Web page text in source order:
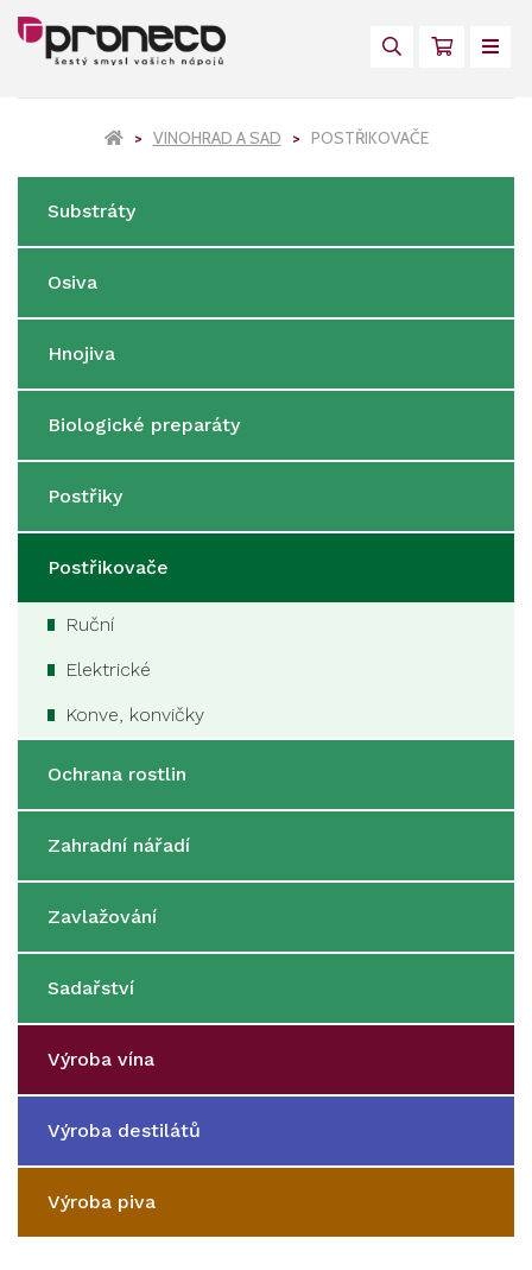
VINOHRAD A SAD POSTŘIKOVAČE
Substráty
Osiva
Hnojiva
Biologické preparáty
Postřiky
Postřikovače
Ruční
Elektrické
Konve, konvičky
Ochrana rostlin
Zahradní nářadí
Zavlažování
Sadařství
Výroba vína
Výroba destilátů
Výroba piva